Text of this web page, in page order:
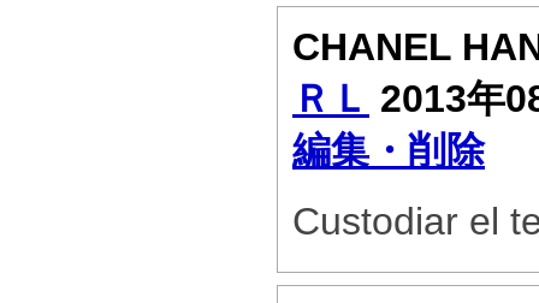
CHANEL
ＲＬ 2013年
編集・削除
Custodiar el